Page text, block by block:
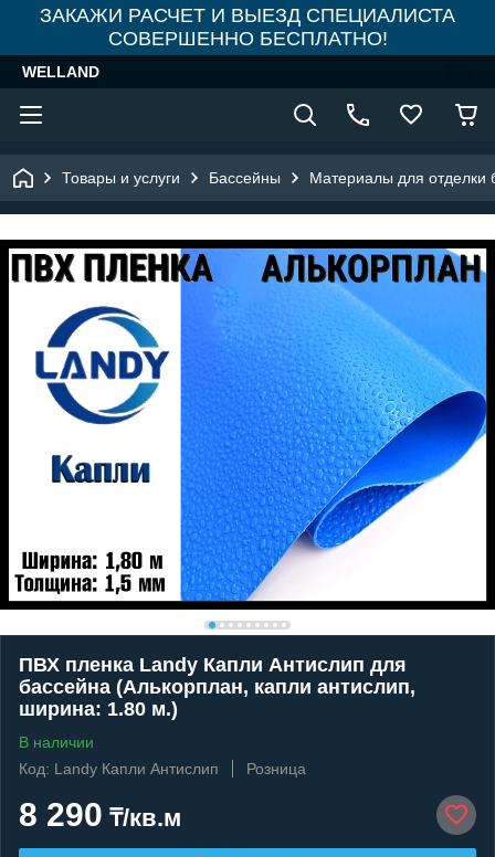
ЗАКАЖИ РАСЧЕТ И ВЫЕЗД СПЕЦИАЛИСТА
СОВЕРШЕННО БЕСПЛАТНО!
WELLAND
Товары и услуги Бассейны Материалы для отделки
ПВХ пленка Landy Капли Антислип для
бассейна (Алькорплан, капли антислип,
ширина: 1.80 м.)
В наличии
Код: Landy Капли Антислип
Розница
8 290 ₸/кв.м